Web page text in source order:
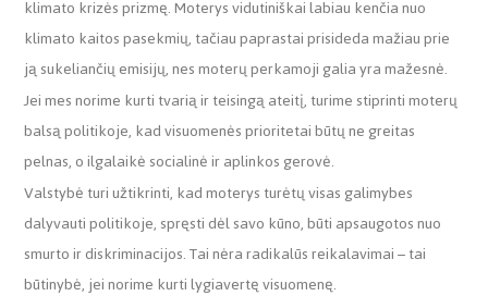
klimato krizės prizmę. Moterys vidutiniškai labiau kenčia nuo
klimato kaitos pasekmių, tačiau paprastai prisideda mažiau prie
ją sukeliančių emisijų, nes moterų perkamoji galia yra mažesnė.
Jei mes norime kurti tvarią ir teisingą ateitį, turime stiprinti moterų
balsą politikoje, kad visuomenės prioritetai būtų ne greitas
pelnas, o ilgalaikė socialinė ir aplinkos gerovė.
Valstybė turi užtikrinti, kad moterys turėtų visas galimybes
dalyvauti politikoje, spręsti dėl savo kūno, būti apsaugotos nuo
smurto ir diskriminacijos. Tai nėra radikalūs reikalavimai – tai
būtinybė, jei norime kurti lygiavertę visuomenę.